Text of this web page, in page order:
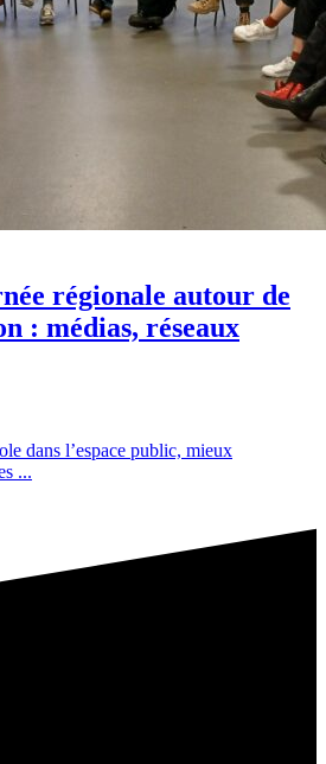
régionale autour de
: médias, réseaux
dans l’espace public, mieux
...